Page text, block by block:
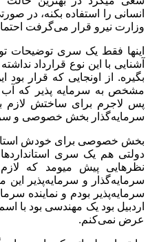
انسانی را استفاده بکنه، در
وزارت نیرو قرار می‌گرفت
اینها فقط یک سری توضیحات
آشنایی با این نوع قرارداد
بگیره. از اونجایی که قرار بود
مشخص به سرمایه پذیر که آب
پس لاجرم برای ساختش لازم
سرمایه‌گذار بخش خصوصی و
بخش خصوصی برای خودش
دولتی هم یک سری
نظرهایی پیش میومد که
سرمایه‌گذار و سرمایه‌پذیر
سرمایه‌پذیر بودم و نماینده
اردبیل بود یک مهندسی بود با
عرض نمی‌کنم.